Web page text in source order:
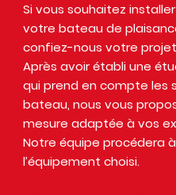
Si vous souhaitez
votre bateau de
confiez-nous votre
Après avoir établi une
qui prend en compte les
bateau, nous vous
mesure adaptée à vos
Notre équipe procédera
l’équipement choisi.